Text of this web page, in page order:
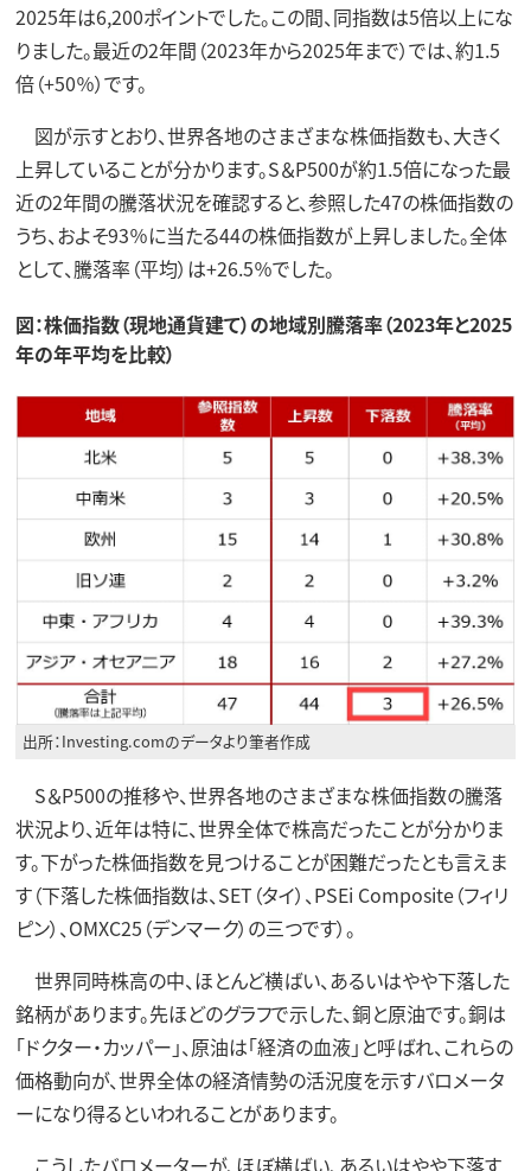
2025年は6,200ポイントでした。この間、同指数は5倍以上にな
りました。最近の2年間（2023年から2025年まで）では、約1.5
倍（+50％）です。
図が示すとおり、世界各地のさまざまな株価指数も、大きく
上昇していることが分かります。S＆P500が約1.5倍になった最
近の2年間の騰落状況を確認すると、参照した47の株価指数の
うち、およそ93％に当たる44の株価指数が上昇しました。全体
として、騰落率（平均）は+26.5％でした。
図：株価指数（現地通貨建て）の地域別騰落率（2023年と2025
年の年平均を比較）
出所：Investing.comのデータより筆者作成
S＆P500の推移や、世界各地のさまざまな株価指数の騰落
状況より、近年は特に、世界全体で株高だったことが分かりま
す。下がった株価指数を見つけることが困難だったとも言えま
す（下落した株価指数は、SET（タイ）、PSEi Composite（フィリ
ピン）、OMXC25（デンマーク）の三つです）。
世界同時株高の中、ほとんど横ばい、あるいはやや下落した
銘柄があります。先ほどのグラフで示した、銅と原油です。銅は
「ドクター・カッパー」、原油は「経済の血液」と呼ばれ、これらの
価格動向が、世界全体の経済情勢の活況度を示すバロメータ
ーになり得るといわれることがあります。
こうしたバロメーターが、ほぼ横ばい、あるいはやや下落す